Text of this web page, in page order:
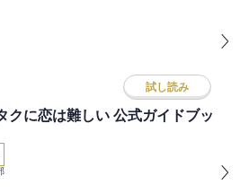
試し読み
クに恋は難しい 公式ガイドブッ